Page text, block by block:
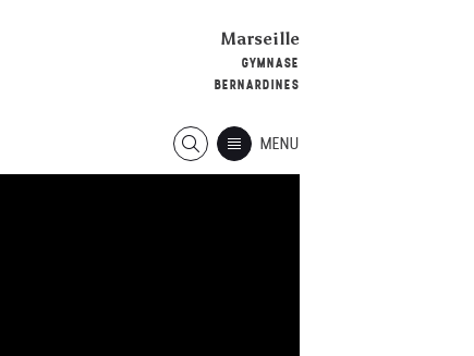
Marseille
GYMNASE
BERNARDINES
MENU